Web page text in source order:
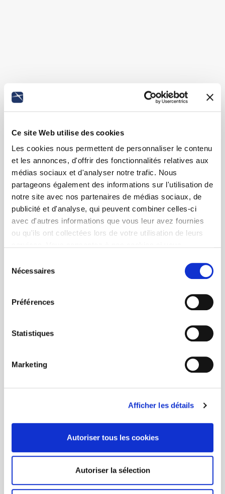
Ce site Web utilise des cookies
Les cookies nous permettent de personnaliser le contenu
et les annonces, d'offrir des fonctionnalités relatives aux
médias sociaux et d'analyser notre trafic. Nous
partageons également des informations sur l'utilisation de
notre site avec nos partenaires de médias sociaux, de
publicité et d'analyse, qui peuvent combiner celles-ci
avec d'autres informations que vous leur avez fournies
ou qu'ils ont collectées lors de votre utilisation de leurs
Nécessaires
Préférences
Statistiques
Marketing
Afficher les détails
Autoriser tous les cookies
Autoriser la sélection